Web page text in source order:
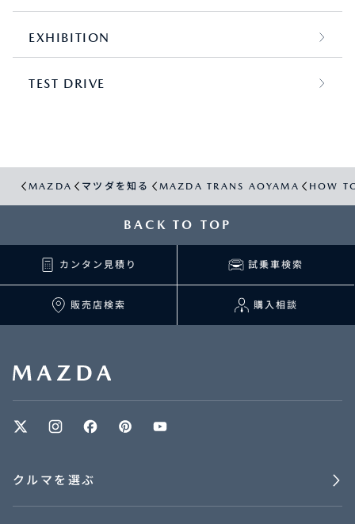
EXHIBITION
TEST DRIVE
MAZDA マツダを知る MAZDA TRANS AOYAMA HOW
BACK TO TOP
カンタン見積り 試乗車検索
販売店検索 購入相談
クルマを選ぶ